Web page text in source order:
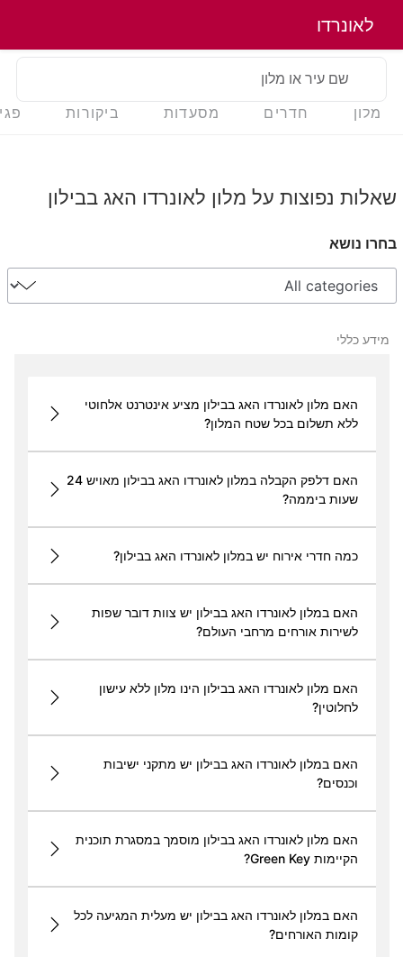
לאונרדו
שם עיר או מלון
מלון חדרים מסעדות ביקורות
שאלות נפוצות על מלון לאונרדו האג בבילון
בחרו נושא
מידע כללי
האם מלון לאונרדו האג בבילון מציע אינטרנט אלחוטי
ללא תשלום בכל שטח המלון?
האם דלפק הקבלה במלון לאונרדו האג בבילון מאויש 24
שעות ביממה?
כמה חדרי אירוח יש במלון לאונרדו האג בבילון?
האם במלון לאונרדו האג בבילון יש צוות דובר שפות
לשירות אורחים מרחבי העולם?
האם מלון לאונרדו האג בבילון הינו מלון ללא עישון
לחלוטין?
האם במלון לאונרדו האג בבילון יש מתקני ישיבות
וכנסים?
האם מלון לאונרדו האג בבילון מוסמך במסגרת תוכנית
הקיימות Green Key?
האם במלון לאונרדו האג בבילון יש מעלית המגיעה לכל
קומות האורחים?